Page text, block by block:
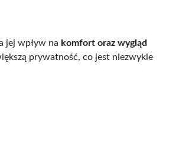
jej wpływ na komfort oraz wygląd
prywatność, co jest niezwykle